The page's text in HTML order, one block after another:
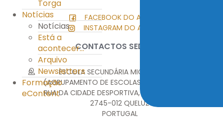
Torga
Notícias
Notícias
Está a
acontecer...
Arquivo
Newsletters
Formação
eContent
FACEBOOK DO AEMT
INSTAGRAM DO AEMT
CONTACTOS SEDE
ESCOLA SECUNDÁRIA MIGUEL TORGA
(AGRUPAMENTO DE ESCOLAS MIGUEL TORGA)
RUA DA CIDADE DESPORTIVA, MONTE ABRAÃO
2745-012 QUELUZ
PORTUGAL